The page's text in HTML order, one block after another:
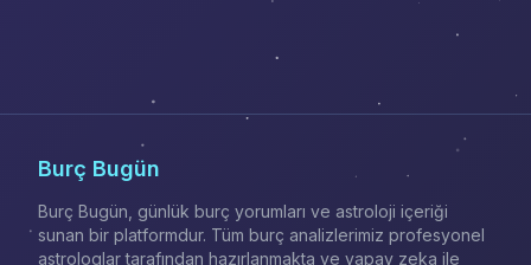
Burç Bugün
Burç Bugün, günlük burç yorumları ve astroloji içeriği
sunan bir platformdur. Tüm burç analizlerimiz profesyonel
astrologlar tarafından hazırlanmakta ve yapay zeka ile